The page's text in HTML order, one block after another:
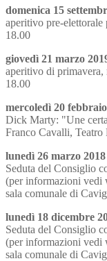
domenica 15
aperitivo pre-
18.00
giovedì 21 marzo
aperitivo di primavera,
18.00
mercoledì 20
Dick Marty: "Une
Franco Cavalli,
lunedì 26 marzo 2018
Seduta del Consiglio
(per informazioni vedi
sala comunale di
lunedì 18 dicembre
Seduta del Consiglio
(per informazioni vedi
sala comunale di